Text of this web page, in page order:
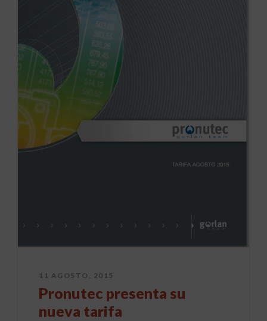
11 AGOSTO, 2015
Pronutec presenta su
nueva tarifa